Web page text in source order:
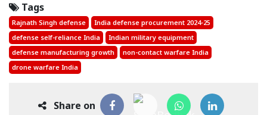
Tags
Rajnath Singh defense
India defense procurement 2024-25
defense self-reliance India
Indian military equipment
defense manufacturing growth
non-contact warfare India
drone warfare India
Share on